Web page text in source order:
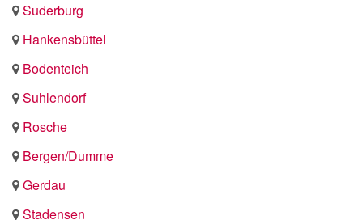
Suderburg
Hankensbüttel
Bodenteich
Suhlendorf
Rosche
Bergen/Dumme
Gerdau
Stadensen